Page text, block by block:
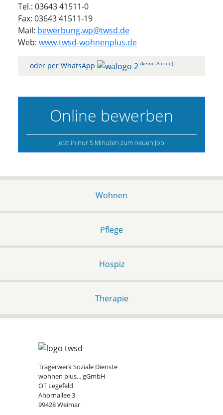
Tel.: 03643 41511-0
Fax: 03643 41511-19
Mail: bewerbung.wp@twsd.de
Web: www.twsd-wohnenplus.de
oder per WhatsApp (keine Anrufe)
Online bewerben
Jetzt in nur 5 Minuten zum neuen Job.
Wohnen
Pflege
Hospiz
Therapie
Trägerwerk Soziale Dienste
wohnen plus... gGmbH
OT Legefeld
Ahornallee 3
99428 Weimar